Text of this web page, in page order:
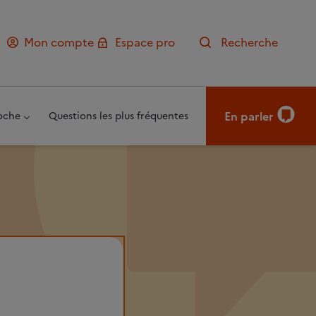
Mon compte Espace pro Recherche
Questions les plus fréquentes En parler